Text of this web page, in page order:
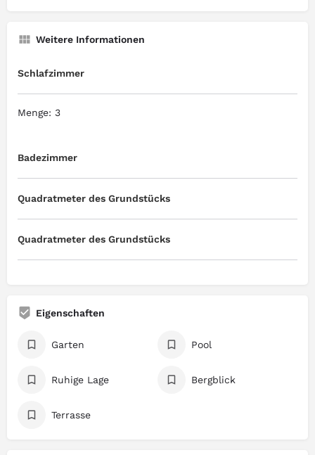
Weitere Informationen
Schlafzimmer
Menge: 3
Badezimmer
Quadratmeter des Grundstücks
Quadratmeter des Grundstücks
Eigenschaften
Garten Pool
Ruhige Lage Bergblick
Terrasse